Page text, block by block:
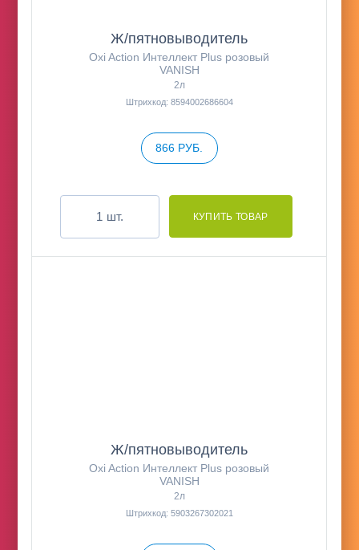
Ж/пятновыводитель
Oxi Action Интеллект Plus розовый
VANISH
2л
Штрихкод: 8594002686604
866 РУБ.
шт.
Ж/пятновыводитель
Oxi Action Интеллект Plus розовый
VANISH
2л
Штрихкод: 5903267302021